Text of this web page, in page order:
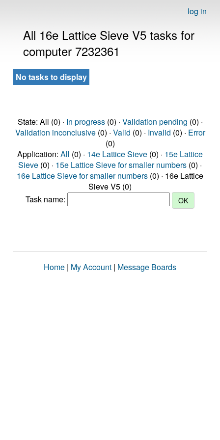
log in
All 16e Lattice Sieve V5 tasks for
computer 7232361
No tasks to display
State: All (0) · In progress(0) · Validation pending (0) ·
Validation inconclusive(0) · Valid (0) · Invalid (0) · Error
(0)
Application: All (0) · 14e Lattice Sieve (0) · 15e Lattice
Sieve (0) · 15e Lattice Sieve for smaller numbers (0) ·
16e Lattice Sieve for smaller numbers (0) · 16e Lattice
Sieve V5 (0)
Task name:
Home | My Account | Message Boards